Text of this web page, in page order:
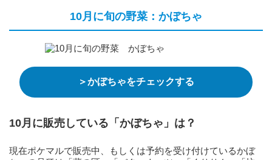
10月に旬の野菜：かぼちゃ
＞かぼちゃをチェックする
10月に販売している「かぼちゃ」は？
現在ポケマルで販売中、もしくは予約を受け付けているかぼ